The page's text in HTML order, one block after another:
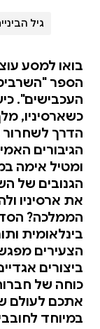
גיל
בואו למסע
העכבישים".
כשארסיניו,
הדרך לשחרור
הגיבורים
ומטיל אימה
הגנובים של
את ארסיניו
הממלכה?
הצעירים
ביצורים
כוחה של
אתכם לעולם
במיוחד